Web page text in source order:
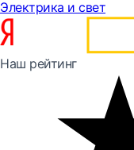
Электрика и свет
Наш рейтинг